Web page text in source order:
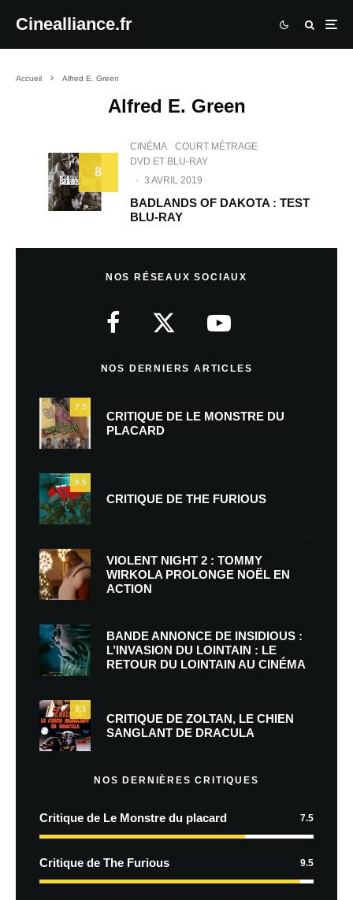
Cinealliance.fr
Accueil Alfred E. Green
Alfred E. Green
8
CINÉMA
COURT MÉTRAGE
DVD ET BLU-RAY
· 3 AVRIL 2019
BADLANDS OF DAKOTA : TEST
BLU-RAY
NOS RÉSEAUX SOCIAUX
NOS DERNIERS ARTICLES
7.5
CRITIQUE DE LE MONSTRE DU
PLACARD
9.5
CRITIQUE DE THE FURIOUS
VIOLENT NIGHT 2 : TOMMY
WIRKOLA PROLONGE NOËL EN
ACTION
BANDE ANNONCE DE INSIDIOUS :
L’INVASION DU LOINTAIN : LE
RETOUR DU LOINTAIN AU CINÉMA
7.5
CRITIQUE DE ZOLTAN, LE CHIEN
SANGLANT DE DRACULA
NOS DERNIÈRES CRITIQUES
Critique de Le Monstre du placard 7.5
Critique de The Furious 9.5